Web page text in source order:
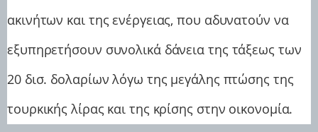
ακινήτων και της ενέργειας, που αδυνατούν να
εξυπηρετήσουν συνολικά δάνεια της τάξεως των
20 δισ. δολαρίων λόγω της μεγάλης πτώσης της
τουρκικής λίρας και της κρίσης στην οικονομία.